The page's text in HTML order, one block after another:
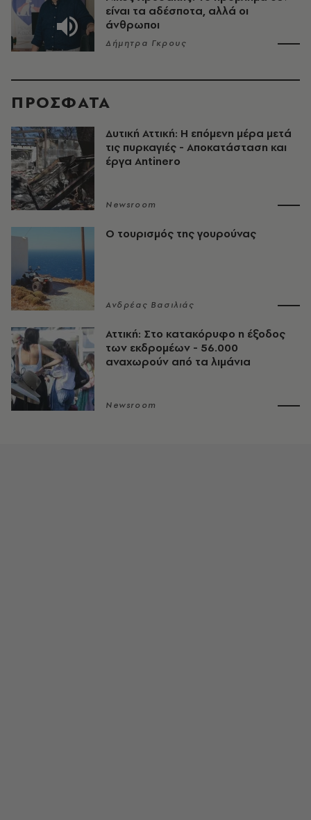
είναι τα αδέσποτα, αλλά οι
άνθρωποι
Δήμητρα Γκρους
ΠΡΟΣΦΑΤΑ
Δυτική Αττική: Η επόμενη μέρα μετά
τις πυρκαγιές - Αποκατάσταση και
έργα Antinero
Newsroom
Ο τουρισμός της γουρούνας
Ανδρέας Βασιλιάς
Αττική: Στο κατακόρυφο η έξοδος
των εκδρομέων - 56.000
αναχωρούν από τα λιμάνια
Newsroom